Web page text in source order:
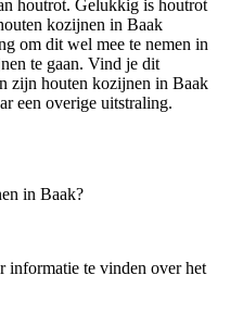
houtrot. Gelukkig is houtrot
kozijnen in Baak
om dit wel mee te nemen in
te gaan. Vind je dit
zijn houten kozijnen in Baak
een overige uitstraling.
in Baak?
informatie te vinden over het